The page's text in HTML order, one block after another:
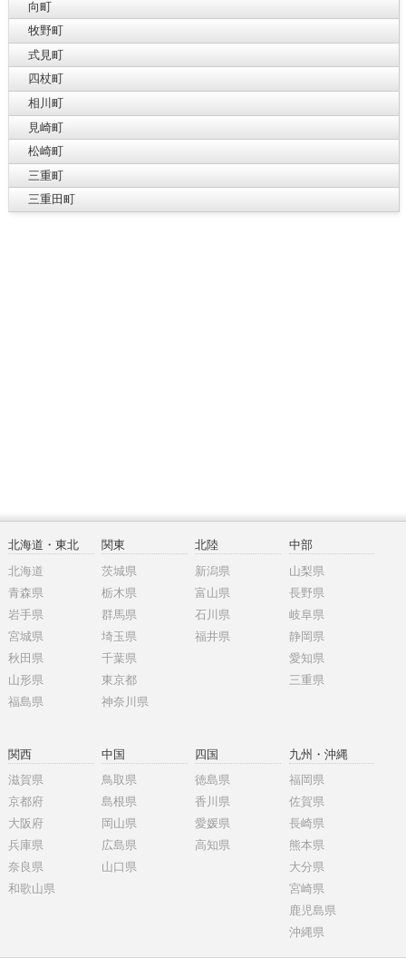
向町
牧野町
式見町
四杖町
相川町
見崎町
松崎町
三重町
三重田町
北海道・東北
北海道
青森県
岩手県
宮城県
秋田県
山形県
福島県
関東
茨城県
栃木県
群馬県
埼玉県
千葉県
東京都
神奈川県
北陸
新潟県
富山県
石川県
福井県
中部
山梨県
長野県
岐阜県
静岡県
愛知県
三重県
関西
滋賀県
京都府
大阪府
兵庫県
奈良県
和歌山県
中国
鳥取県
島根県
岡山県
広島県
山口県
四国
徳島県
香川県
愛媛県
高知県
九州・沖縄
福岡県
佐賀県
長崎県
熊本県
大分県
宮崎県
鹿児島県
沖縄県